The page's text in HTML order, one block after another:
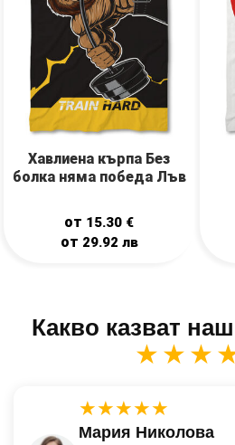
Хавлиена кърпа Без
болка няма победа Лъв
от 15.30 €
от 29.92 лв
Какво казват
★★★★★
Мария Николова